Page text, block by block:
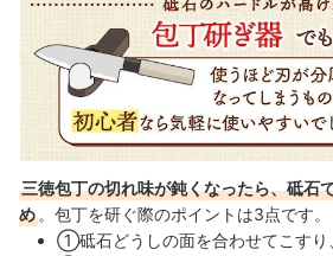
三徳包丁の切れ味が鈍くなったら、砥石
め 。包丁を研ぐ際のポイントは3点です。
①砥石どうしの面を合わせてこすり